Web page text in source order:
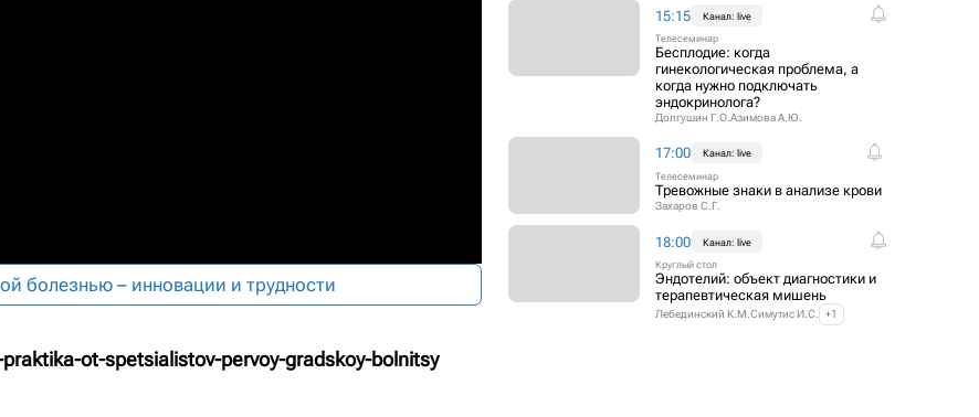
болезнью – инновации и трудности
ot-spetsialistov-pervoy-gradskoy-bolnitsy
15:15
Канал: live
Телесеминар
Бесплодие: когда
гинекологическая проблема, а
когда нужно подключать
эндокринолога?
Долгушин Г.О.Азимова А.Ю.
17:00
Канал: live
Телесеминар
Тревожные знаки в анализе крови
Захаров С.Г.
18:00
Канал: live
Круглый стол
Эндотелий: объект диагностики и
терапевтическая мишень
Лебединский К.М.Симутис И.С. +1